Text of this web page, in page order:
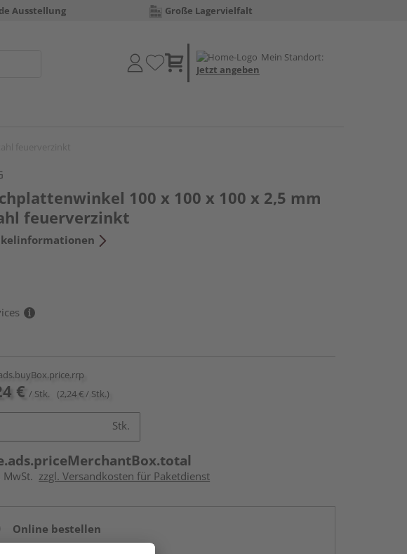
Ausstellung Große Lagervielfalt
Mein Standort:
Jetzt angeben
100 x 100 x 100 x 2,5 mm
feuerverzinkt
€ / Stk. (2,24 € / Stk.)
Stk.
MwSt. zzgl. Versandkosten für Paketdienst
Online bestellen